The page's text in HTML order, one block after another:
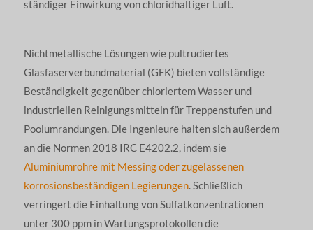
ständiger Einwirkung von chloridhaltiger Luft.
Nichtmetallische Lösungen wie pultrudiertes
Glasfaserverbundmaterial (GFK) bieten vollständige
Beständigkeit gegenüber chloriertem Wasser und
industriellen Reinigungsmitteln für Treppenstufen und
Poolumrandungen. Die Ingenieure halten sich außerdem
an die Normen 2018 IRC E4202.2, indem sie
Aluminiumrohre mit Messing oder zugelassenen
korrosionsbeständigen Legierungen. Schließlich
verringert die Einhaltung von Sulfatkonzentrationen
unter 300 ppm in Wartungsprotokollen die